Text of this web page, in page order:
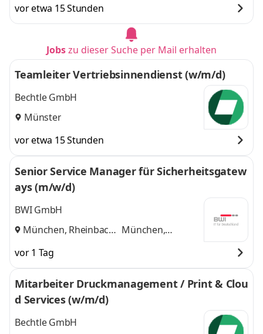
vor etwa 15 Stunden
Jobszu dieser Suche per Mail erhalten
Teamleiter Vertriebsinnendienst (w/m/d)
Bechtle GmbH
Münster
vor etwa 15 Stunden
Senior Service Manager für Sicherheitsgatew
ays (m/w/d)
BWI GmbH
München, Rheinbach München,
vor 1 Tag
Mitarbeiter Druckmanagement / Print & Clou
d Services (w/m/d)
Bechtle GmbH